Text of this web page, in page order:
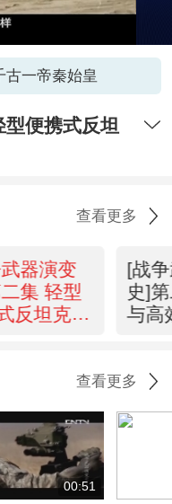
古一帝秦始皇
便携式反坦
查看更多
器演变
集 轻型
反坦克武
[战
史]
与高
查看更多
00:51